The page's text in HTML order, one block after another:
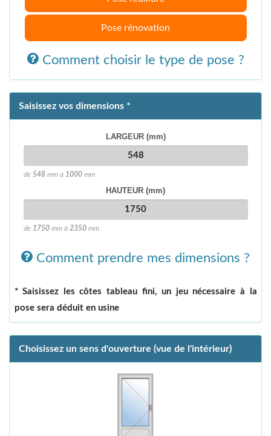
Pose rénovation
Comment choisir le type de pose ?
Saisissez vos dimensions *
LARGEUR (mm)
de 548mm à 1000mm
HAUTEUR (mm)
de 1750mm à 2350mm
Comment prendre mes dimensions ?
* Saisissez les côtes tableau fini, un jeu nécessaire à la
pose sera déduit en usine
Choisissez un sens d'ouverture (vue de l'intérieur)